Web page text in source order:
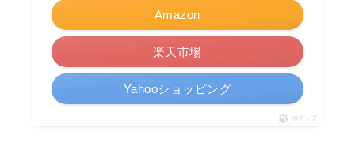
Amazon
楽天市場
Yahooショッピング
ポチップ